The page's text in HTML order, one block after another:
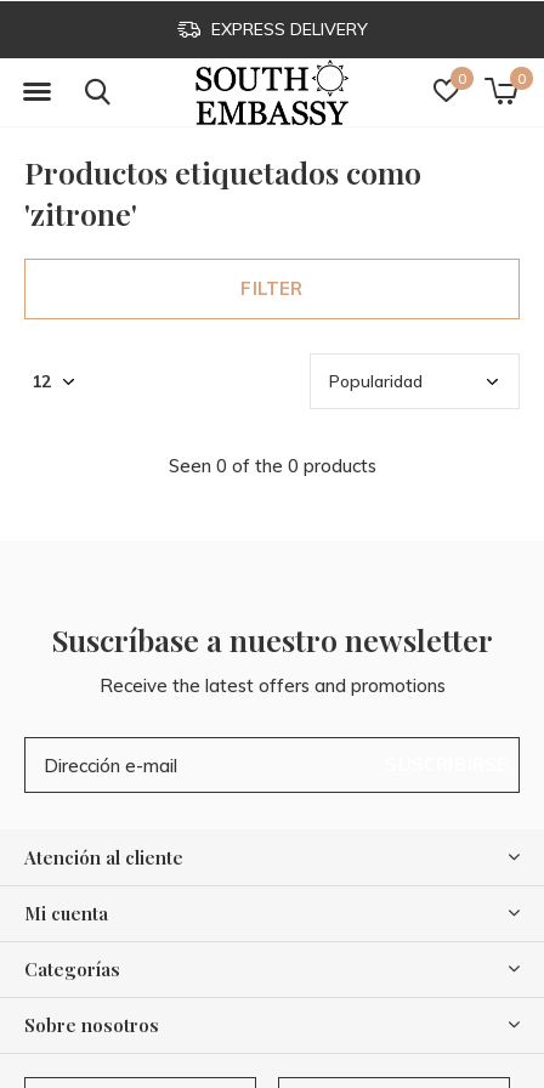
0 0
EXPRESS DELIVERY
Productos etiquetados como
'zitrone'
FILTER
Seen 0 of the 0 products
Suscríbase a nuestro newsletter
Receive the latest offers and promotions
Atención al cliente
Mi cuenta
Categorías
Sobre nosotros